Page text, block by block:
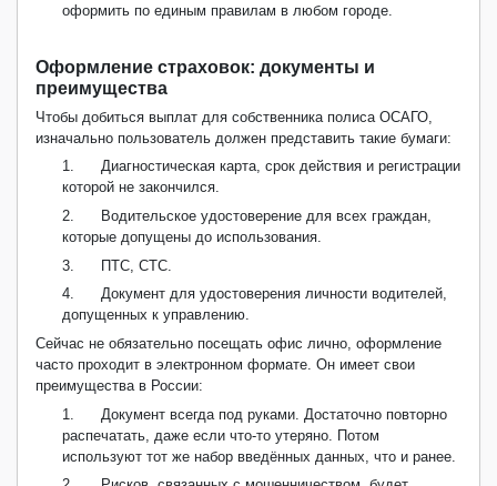
оформить по единым правилам в любом городе.
Оформление страховок: документы и
преимущества
Чтобы добиться выплат для собственника полиса ОСАГО,
изначально пользователь должен представить такие бумаги:
1.
Диагностическая карта, срок действия и регистрации
которой не закончился.
2.
Водительское удостоверение для всех граждан,
которые допущены до использования.
3.
ПТС, СТС.
4.
Документ для удостоверения личности водителей,
допущенных к управлению.
Сейчас не обязательно посещать офис лично, оформление
часто проходит в электронном формате. Он имеет свои
преимущества в России:
1.
Документ всегда под руками. Достаточно повторно
распечатать, даже если что-то утеряно. Потом
используют тот же набор введённых данных, что и ранее.